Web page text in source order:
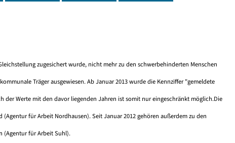
zugesichert wurde, nicht mehr zu den schwerbehinderten Menschen
Träger ausgewiesen. Ab Januar 2013 wurde die Kennziffer "gemeldete
der Werte mit den davor liegenden Jahren ist somit nur eingeschränkt möglich.Die
für Arbeit Nordhausen). Seit Januar 2012 gehören außerdem zu den
(Agentur für Arbeit Suhl).